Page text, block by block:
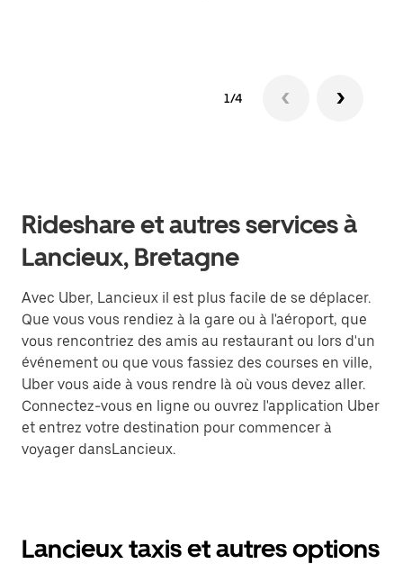
1/4
Rideshare et autres services à
Lancieux, Bretagne
Avec Uber, Lancieux il est plus facile de se déplacer.
Que vous vous rendiez à la gare ou à l'aéroport, que
vous rencontriez des amis au restaurant ou lors d'un
événement ou que vous fassiez des courses en ville,
Uber vous aide à vous rendre là où vous devez aller.
Connectez-vous en ligne ou ouvrez l'application Uber
et entrez votre destination pour commencer à
voyager dansLancieux.
Lancieux taxis et autres options